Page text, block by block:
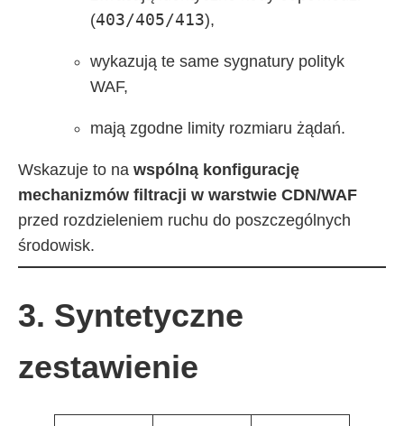
(403/405/413),
wykazują te same sygnatury polityk
WAF,
mają zgodne limity rozmiaru żądań.
Wskazuje to na wspólną konfigurację
mechanizmów filtracji w warstwie CDN/WAF
przed rozdzieleniem ruchu do poszczególnych
środowisk.
3. Syntetyczne
zestawienie